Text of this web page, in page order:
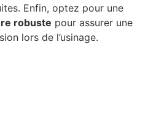
Enfin, optez pour une
robuste pour assurer une
lors de l’usinage.